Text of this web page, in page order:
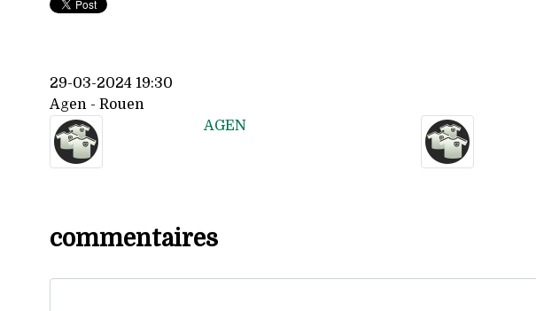
29-03-2024 19:30
Agen - Rouen
AGEN
commentaires